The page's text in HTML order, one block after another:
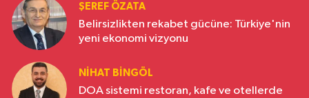
ŞEREF ÖZATA
Belirsizlikten rekabet gücüne: Türkiye'nin
yeni ekonomi vizyonu
NIHAT BINGÖL
DOA sistemi restoran, kafe ve otellerde